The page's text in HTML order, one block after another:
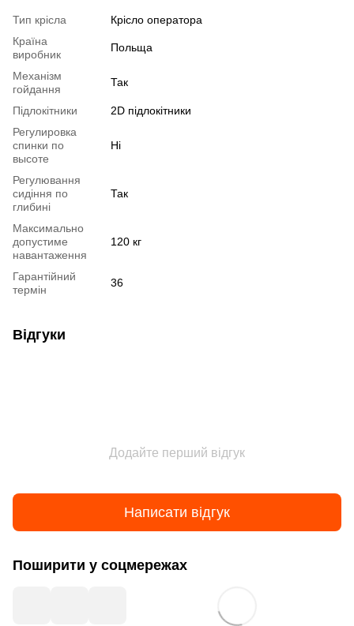
Тип крісла
Крісло оператора
Країна
виробник
Польща
Механізм
гойдання
Так
Підлокітники
2D підлокітники
Регулировка
спинки по
высоте
Ні
Регулювання
сидіння по
глибині
Так
Максимально
допустиме
навантаження
120 кг
Гарантійний
термін
36
Відгуки
Додайте перший відгук
Написати відгук
Поширити у соцмережах